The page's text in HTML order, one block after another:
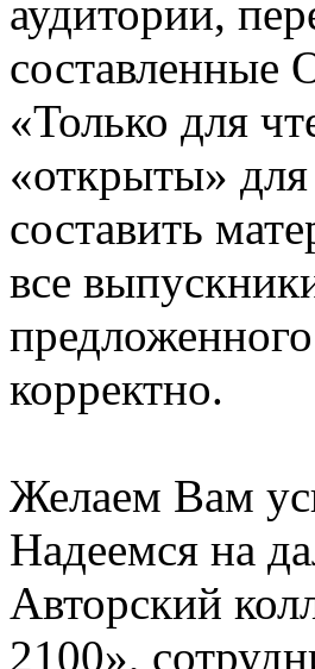
аудитории,
составленные
«Только для
«открыты»
составить
все
корректно.
Желаем Вам
Надеемся на
Авторский
2100»,